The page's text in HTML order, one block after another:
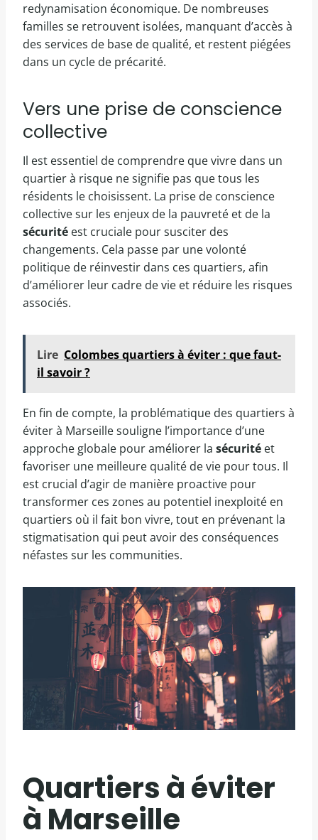
redynamisation économique. De nombreuses
familles se retrouvent isolées, manquant d’accès à
des services de base de qualité, et restent piégées
dans un cycle de précarité.
Vers une prise de conscience
collective
Il est essentiel de comprendre que vivre dans un
quartier à risque ne signifie pas que tous les
résidents le choisissent. La prise de conscience
collective sur les enjeux de la pauvreté et de la
sécurité est cruciale pour susciter des
changements. Cela passe par une volonté
politique de réinvestir dans ces quartiers, afin
d’améliorer leur cadre de vie et réduire les risques
associés.
Lire Colombes quartiers à éviter : que faut-
il savoir ?
En fin de compte, la problématique des quartiers à
éviter à Marseille souligne l’importance d’une
approche globale pour améliorer la sécurité et
favoriser une meilleure qualité de vie pour tous. Il
est crucial d’agir de manière proactive pour
transformer ces zones au potentiel inexploité en
quartiers où il fait bon vivre, tout en prévenant la
stigmatisation qui peut avoir des conséquences
néfastes sur les communities.
Quartiers à éviter
à Marseille